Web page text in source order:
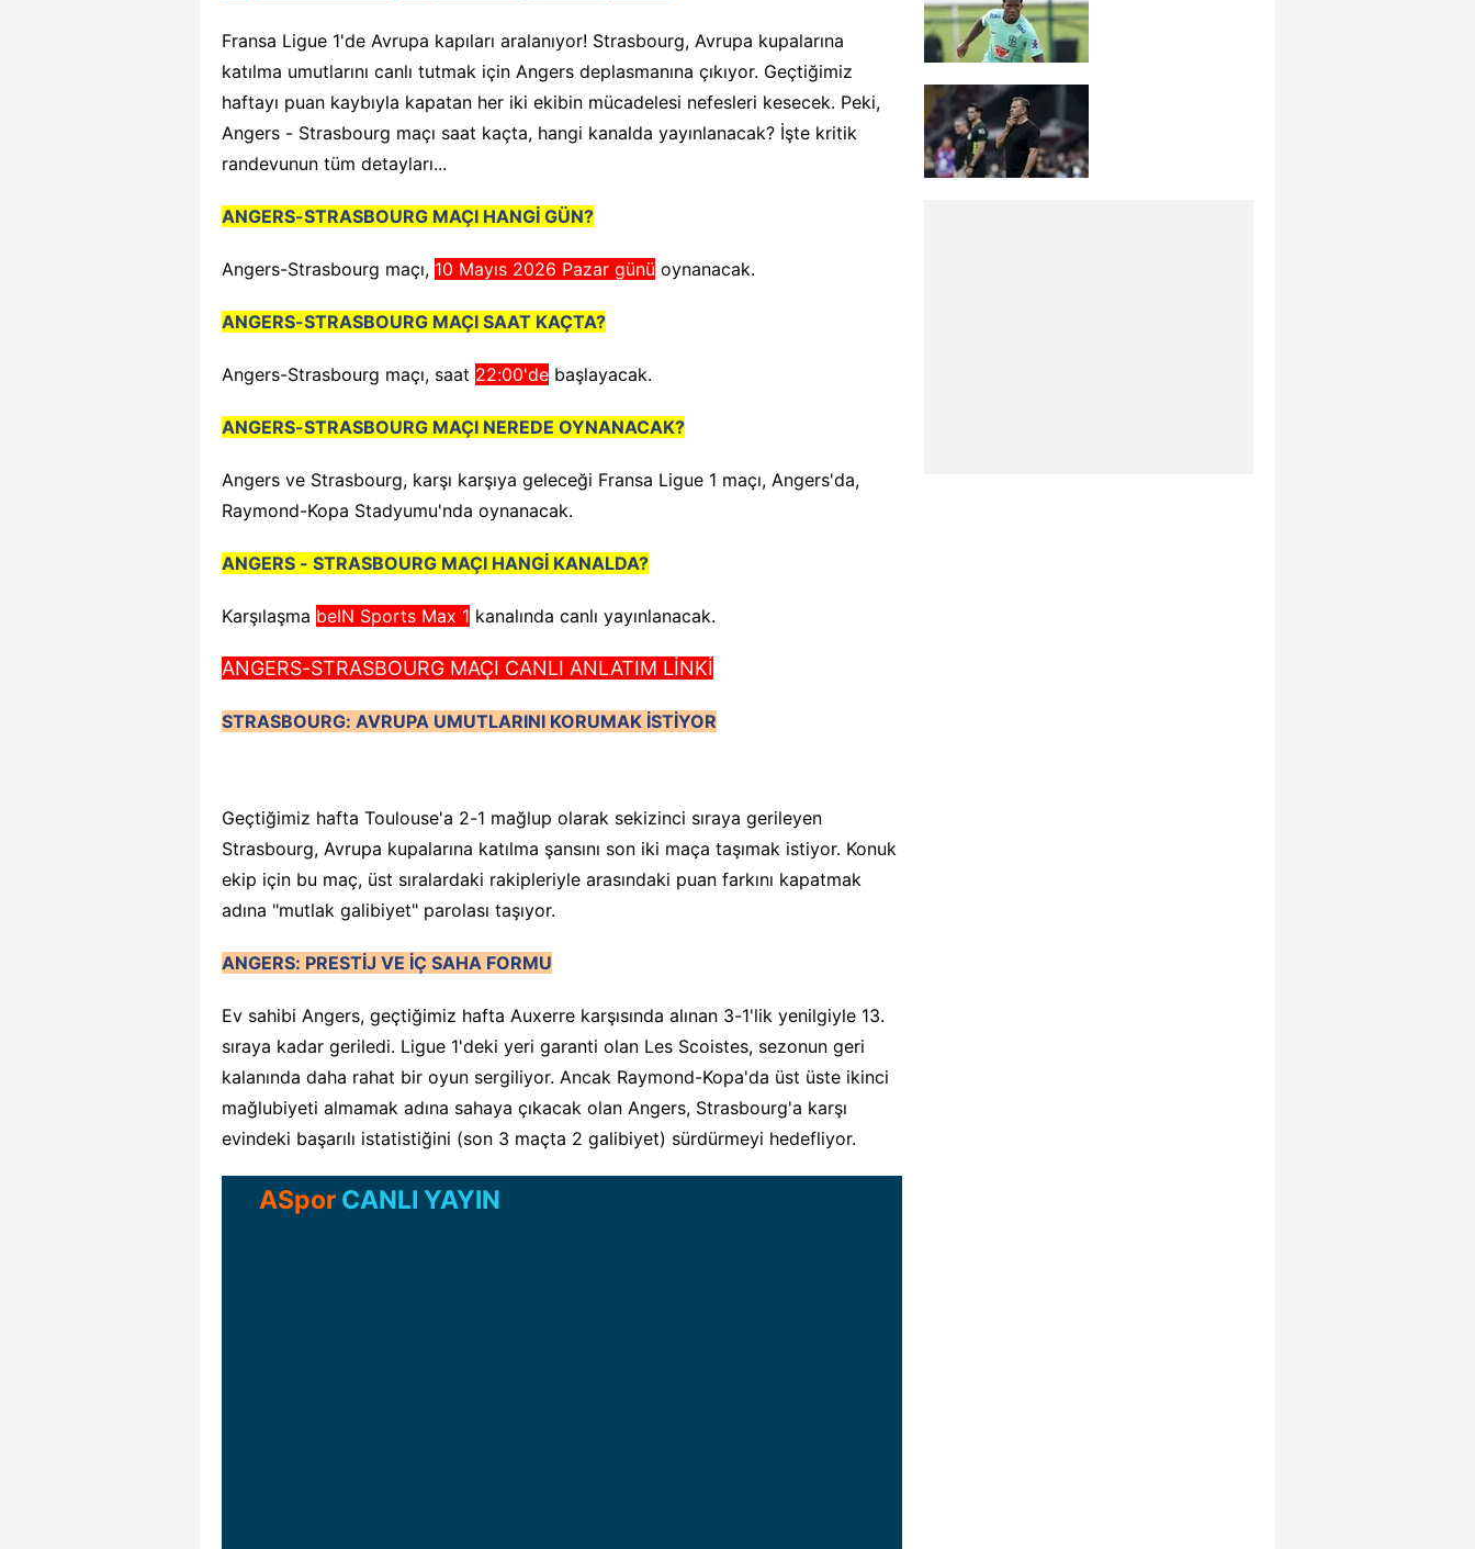
Fransa Ligue 1'de Avrupa kapıları aralanıyor! Strasbourg, Avrupa kupalarına
katılma umutlarını canlı tutmak için Angers deplasmanına çıkıyor. Geçtiğimiz
haftayı puan kaybıyla kapatan her iki ekibin mücadelesi nefesleri kesecek. Peki,
Angers - Strasbourg maçı saat kaçta, hangi kanalda yayınlanacak? İşte kritik
randevunun tüm detayları...
ANGERS-STRASBOURG MAÇI HANGİ GÜN?
Angers-Strasbourg maçı, 10 Mayıs 2026 Pazar günü oynanacak.
ANGERS-STRASBOURG MAÇI SAAT KAÇTA?
Angers-Strasbourg maçı, saat 22:00'de başlayacak.
ANGERS-STRASBOURG MAÇI NEREDE OYNANACAK?
Angers ve Strasbourg, karşı karşıya geleceği Fransa Ligue 1 maçı, Angers'da,
Raymond-Kopa Stadyumu'nda oynanacak.
ANGERS - STRASBOURG MAÇI HANGİ KANALDA?
Karşılaşma beIN Sports Max 1 kanalında canlı yayınlanacak.
ANGERS-STRASBOURG MAÇI CANLI ANLATIM LİNKİ
STRASBOURG: AVRUPA UMUTLARINI KORUMAK İSTİYOR
Geçtiğimiz hafta Toulouse'a 2-1 mağlup olarak sekizinci sıraya gerileyen
Strasbourg, Avrupa kupalarına katılma şansını son iki maça taşımak istiyor. Konuk
ekip için bu maç, üst sıralardaki rakipleriyle arasındaki puan farkını kapatmak
adına "mutlak galibiyet" parolası taşıyor.
ANGERS: PRESTİJ VE İÇ SAHA FORMU
Ev sahibi Angers, geçtiğimiz hafta Auxerre karşısında alınan 3-1'lik yenilgiyle 13.
sıraya kadar geriledi. Ligue 1'deki yeri garanti olan Les Scoistes, sezonun geri
kalanında daha rahat bir oyun sergiliyor. Ancak Raymond-Kopa'da üst üste ikinci
mağlubiyeti almamak adına sahaya çıkacak olan Angers, Strasbourg'a karşı
evindeki başarılı istatistiğini (son 3 maçta 2 galibiyet) sürdürmeyi hedefliyor.
ASpor CANLI YAYIN